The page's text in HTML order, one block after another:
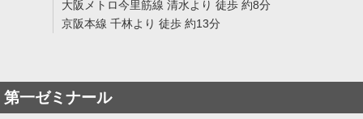
大阪メトロ今里筋線 清水より 徒歩 約8分
京阪本線 千林より 徒歩 約13分
第一ゼミナール